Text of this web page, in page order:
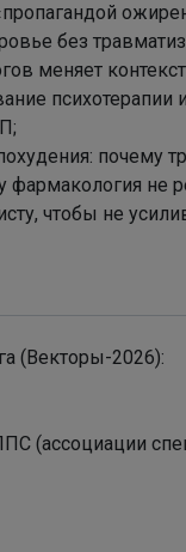
без
меняет
психотерапии
почему
фармакология не
чтобы не
(Векторы-2026):
(ассоциации